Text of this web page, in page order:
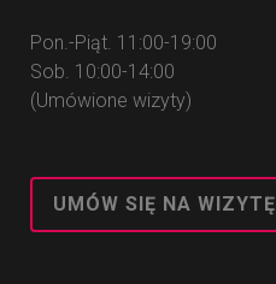
Pon.-Piąt. 11:00-19:00
Sob. 10:00-14:00
(Umówione wizyty)
UMÓW SIĘ NA WIZYTĘ